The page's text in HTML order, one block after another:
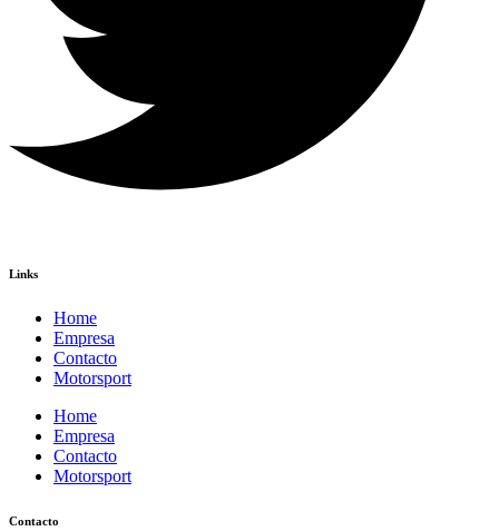
Links
Home
Empresa
Contacto
Motorsport
Home
Empresa
Contacto
Motorsport
Contacto